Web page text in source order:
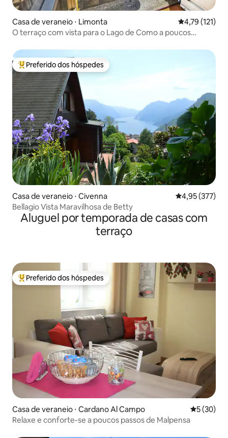
Casa de veraneio ⋅ Limonta 4,79 de uma
4,79 (121)
O terraço com vista para o Lago de Como a poucos
Entre os melhores preferidos dos hóspedes
Preferido dos hóspedes
Casa de veraneio ⋅ Civenna 4,95 de uma
4,95 (377)
Bellagio Vista Maravilhosa de Betty
Aluguel por temporada de casas com
terraço
Entre os melhores preferidos dos hóspedes
Preferido dos hóspedes
Casa de veraneio ⋅ Cardano Al Campo 5 de uma
5 (30)
Relaxe e conforte-se a poucos passos de Malpensa